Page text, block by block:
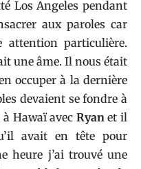
Los Angeles pendant
aux paroles car
particulière.
une âme. Il nous était
occuper à la dernière
devaient se fondre à
Hawaï avec Ryanet il
avait en tête pour
heure j’ai trouvé une